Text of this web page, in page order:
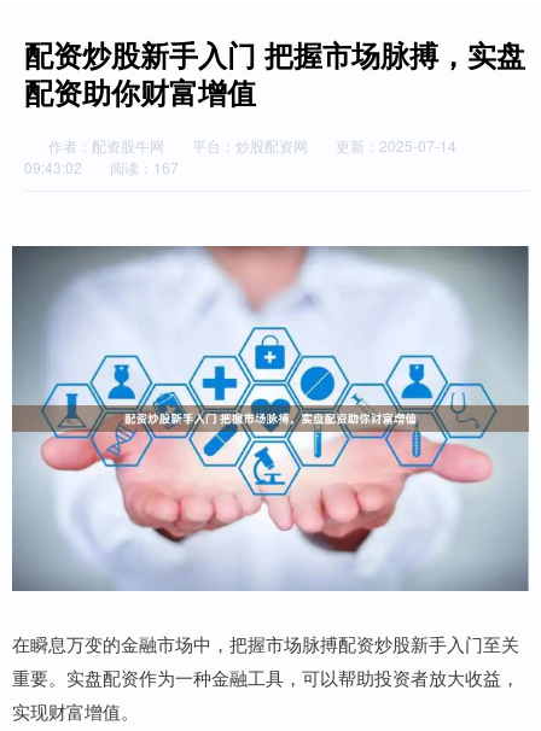
配资炒股新手入门 把握市场脉搏，实盘
配资助你财富增值
作者：配资股牛网 平台：炒股配资网
更新：2025-07-14
09:43:02
阅读：167
在瞬息万变的金融市场中，把握市场脉搏配资炒股新手入门至关
重要。实盘配资作为一种金融工具，可以帮助投资者放大收益，
实现财富增值。